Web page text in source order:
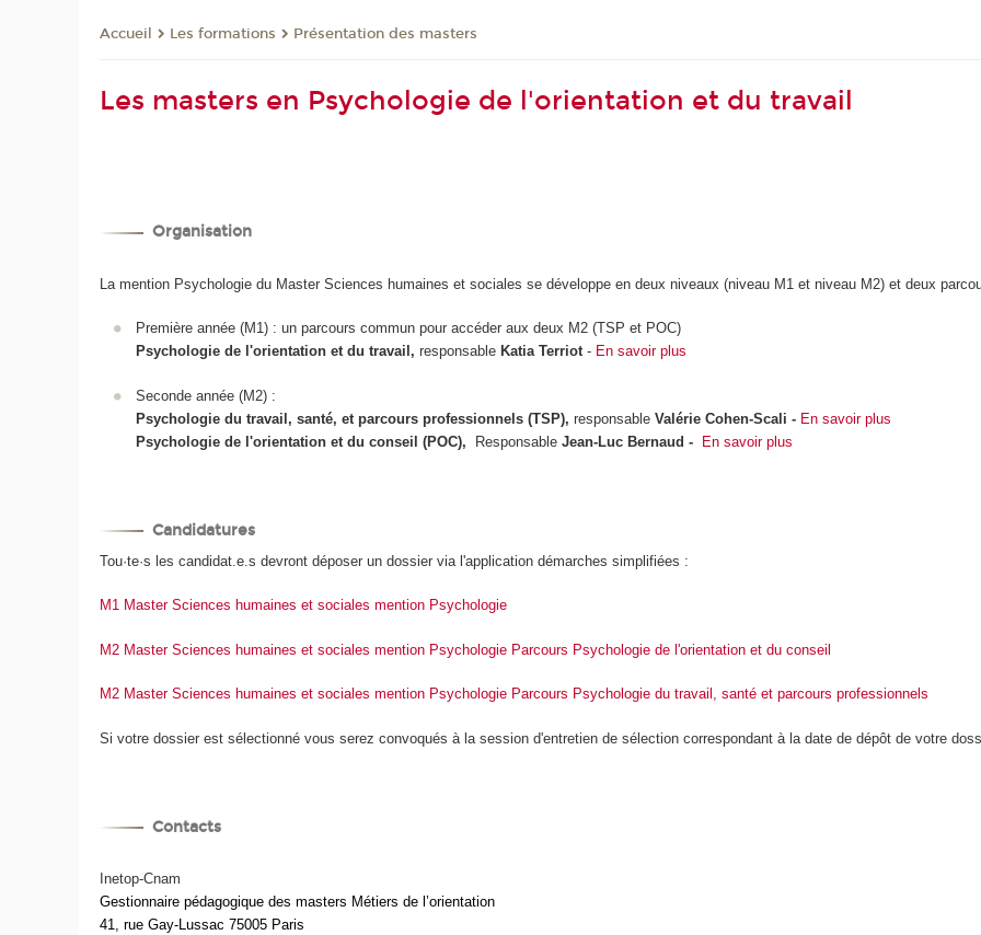
Accueil Les formations Présentation des masters
Les masters en Psychologie de l'orientation et du travail
Organisation
La mention Psychologie du Master Sciences humaines et sociales se développe en deux niveaux (niveau M1 et niveau M2) et deux
Première année (M1) : un parcours commun pour accéder aux deux M2 (TSP et POC)
Psychologie de l'orientation et du travail, responsable Katia Terriot-En savoir plus
Seconde année (M2) :
Psychologie du travail, santé, et parcours professionnels (TSP), responsableValérie Cohen-Scali - En savoir plus
Psychologie de l'orientation et du conseil (POC),
ResponsableJean-Luc Bernaud - En savoir plus
Candidatures
Tou·te·s les candidat.e.s devront déposer un dossier via l'application démarches simplifiées :
M1 Master Sciences humaines et sociales mention Psychologie
M2 Master Sciences humaines et sociales mention Psychologie Parcours Psychologie de l'orientation et du conseil
M2 Master Sciences humaines et sociales mention Psychologie Parcours Psychologie du travail, santé et parcours professionnels
Si votre dossier est sélectionné vous serez convoqués à la session d'entretien de sélection correspondant à la date de dépôt de votre
Contacts
Inetop-Cnam
Gestionnaire pédagogique des masters Métiers de l’orientation
41, rue Gay-Lussac 75005 Paris